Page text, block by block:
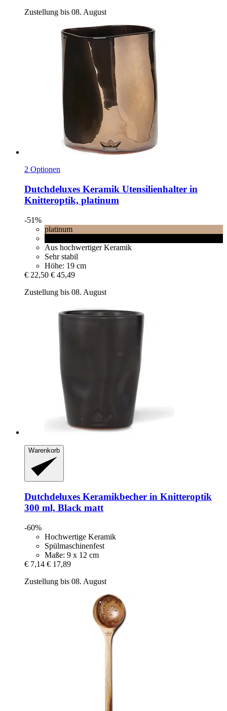
Zustellung bis 08. August
2 Optionen
Dutchdeluxes Keramik Utensilienhalter in
Knitteroptik, platinum
-51%
platinum
Aus hochwertiger Keramik
Sehr stabil
Höhe: 19 cm
€ 22,50 € 45,49
Zustellung bis 08. August
Warenkorb
Dutchdeluxes Keramikbecher in Knitteroptik
300 ml, Black matt
-60%
Hochwertige Keramik
Spülmaschinenfest
Maße: 9 x 12 cm
€ 7,14 € 17,89
Zustellung bis 08. August